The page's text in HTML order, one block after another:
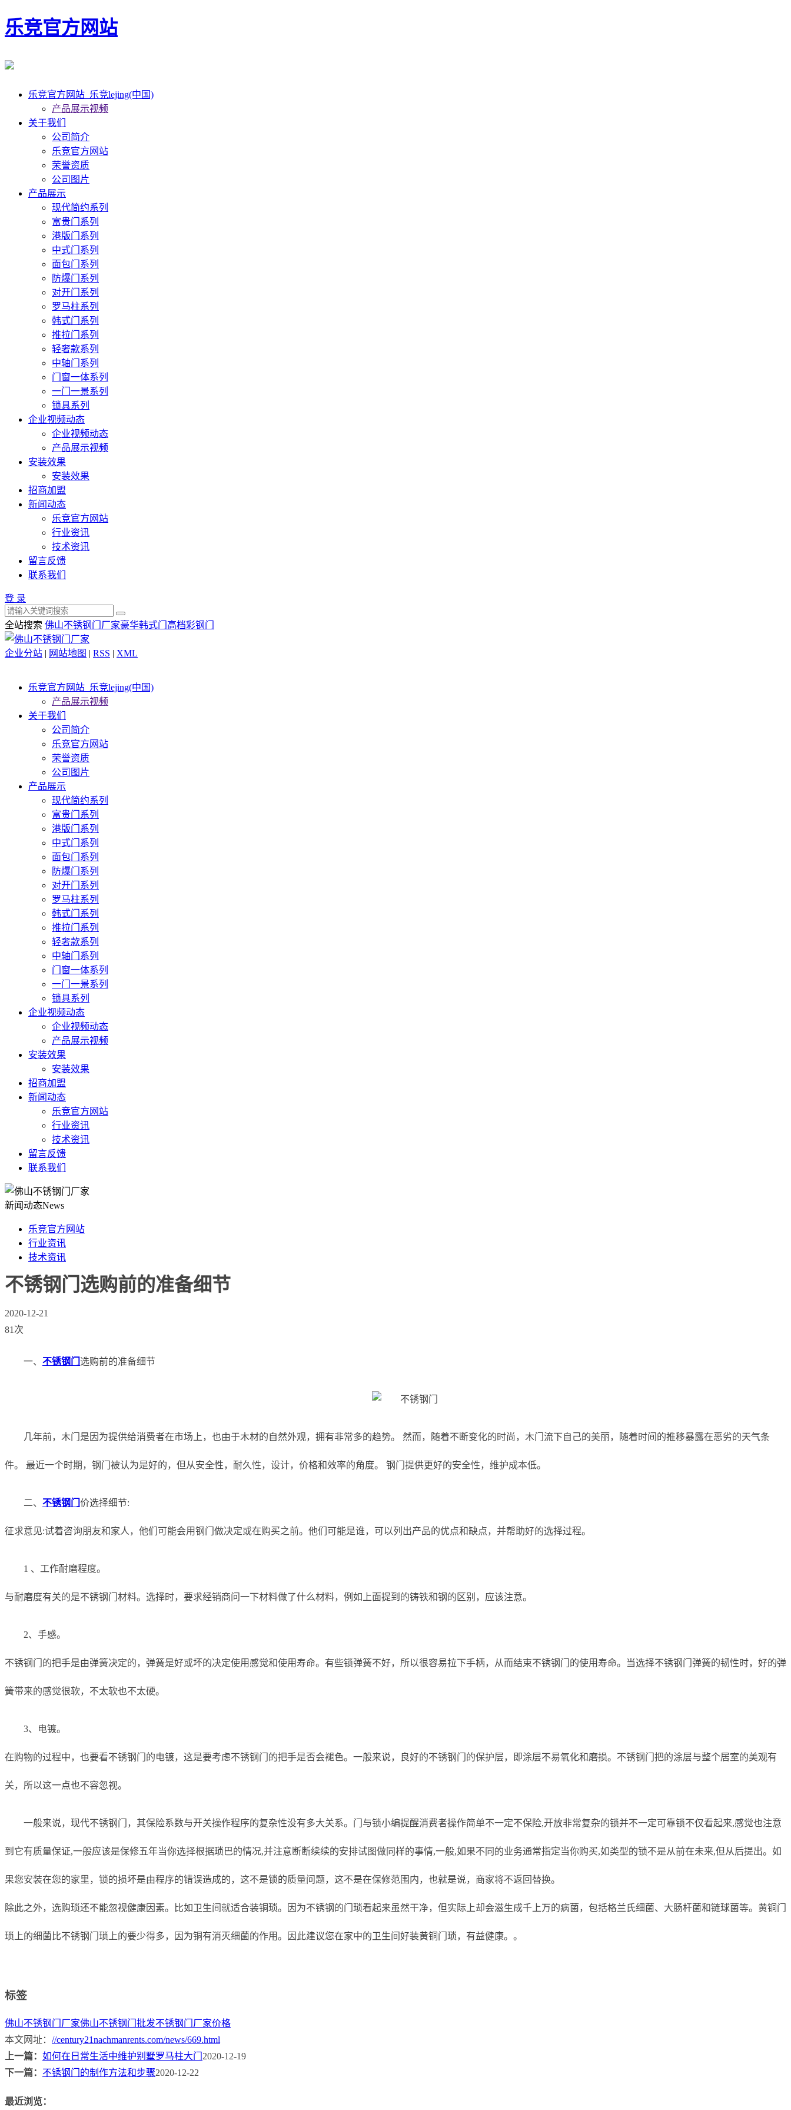
乐竞官方网站
乐竞官方网站_乐竞lejing(中国)
产品展示视频
关于我们
公司简介
乐竞官方网站
荣誉资质
公司图片
产品展示
现代简约系列
富贵门系列
港版门系列
中式门系列
面包门系列
防爆门系列
对开门系列
罗马柱系列
韩式门系列
推拉门系列
轻奢款系列
中轴门系列
门窗一体系列
一门一景系列
锁具系列
企业视频动态
企业视频动态
产品展示视频
安装效果
安装效果
招商加盟
新闻动态
乐竞官方网站
行业资讯
技术资讯
留言反馈
联系我们
登 录
全站搜索 佛山不锈钢门厂家豪华韩式门 高档彩钢门
企业分站 | 网站地图 | RSS | XML
乐竞官方网站_乐竞lejing(中国)
产品展示视频
关于我们
公司简介
乐竞官方网站
荣誉资质
公司图片
产品展示
现代简约系列
富贵门系列
港版门系列
中式门系列
面包门系列
防爆门系列
对开门系列
罗马柱系列
韩式门系列
推拉门系列
轻奢款系列
中轴门系列
门窗一体系列
一门一景系列
锁具系列
企业视频动态
企业视频动态
产品展示视频
安装效果
安装效果
招商加盟
新闻动态
乐竞官方网站
行业资讯
技术资讯
留言反馈
联系我们
新闻动态News
乐竞官方网站
行业资讯
技术资讯
不锈钢门选购前的准备细节
2020-12-21
81次
一、 不锈钢门 选购前的准备细节
几年前，木门是因为提供给消费者在市场上，也由于木材的自然外观，拥有非常多的趋势。 然而，随着不断变化的时尚，木门流下自己的美丽，随着时间的推移暴露在恶劣的天气条
件。 最近一个时期，钢门被认为是好的，但从安全性，耐久性，设计，价格和效率的角度。 钢门提供更好的安全性，维护成本低。
二、 不锈钢门 价选择细节:
征求意见:试着咨询朋友和家人，他们可能会用钢门做决定或在购买之前。他们可能是谁，可以列出产品的优点和缺点，并帮助好的选择过程。
1 、工作耐磨程度。
与耐磨度有关的是不锈钢门材料。选择时，要求经销商问一下材料做了什么材料，例如上面提到的铸铁和钢的区别，应该注意。
2、手感。
不锈钢门的把手是由弹簧决定的，弹簧是好或坏的决定使用感觉和使用寿命。有些锁弹簧不好，所以很容易拉下手柄，从而结束不锈钢门的使用寿命。当选择不锈钢门弹簧的韧性时，好的弹
簧带来的感觉很软，不太软也不太硬。
3、电镀。
在购物的过程中，也要看不锈钢门的电镀，这是要考虑不锈钢门的把手是否会褪色。一般来说，良好的不锈钢门的保护层，即涂层不易氧化和磨损。不锈钢门把的涂层与整个居室的美观有
关，所以这一点也不容忽视。
一般来说，现代不锈钢门，其保险系数与开关操作程序的复杂性没有多大关系。门与锁小编提醒消费者操作简单不一定不保险,开放非常复杂的锁并不一定可靠锁不仅看起来,感觉也注意
到它有质量保证,一般应该是保修五年当你选择根据琐巴的情况,并注意断断续续的安排试图做同样的事情,一般,如果不同的业务通常指定当你购买,如类型的锁不是从前在未来,但从后提出。如
果您安装在您的家里，锁的损坏是由程序的错误造成的，这不是锁的质量问题，这不是在保修范围内，也就是说，商家将不返回替换。
除此之外，选购琐还不能忽视健康因素。比如卫生间就适合装铜琐。因为不锈钢的门琐看起来虽然干净，但实际上却会滋生成千上万的病菌，包括格兰氏细菌、大肠杆菌和链球菌等。黄铜门
琐上的细菌比不锈钢门琐上的要少得多，因为铜有消灭细菌的作用。因此建议您在家中的卫生间好装黄铜门琐，有益健康。。
标签
佛山不锈钢门厂家佛山不锈钢门批发不锈钢门厂家价格
本文网址： //century21nachmanrents.com/news/669.html
上一篇： 如何在日常生活中维护别墅罗马柱大门 2020-12-19
下一篇： 不锈钢门的制作方法和步骤2020-12-22
最近浏览：